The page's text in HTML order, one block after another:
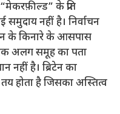
के प्रति
नहीं है। निर्वाचन
के किनारे के आसपास
अलग समूह का पता
नहीं है। ब्रिटेन का
होता है जिसका अस्तित्व